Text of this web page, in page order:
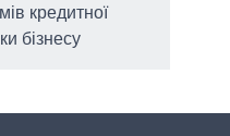
кредитної
бізнесу